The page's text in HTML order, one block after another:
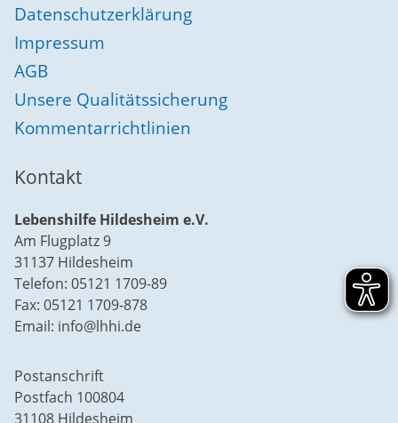
Datenschutzerklärung
Impressum
AGB
Unsere Qualitätssicherung
Kommentarrichtlinien
Kontakt
Lebenshilfe Hildesheim e.V.
Am Flugplatz 9
31137 Hildesheim
Telefon: 05121 1709-89
Fax: 05121 1709-878
Email: info@lhhi.de
Postanschrift
Postfach 100804
31108 Hildesheim